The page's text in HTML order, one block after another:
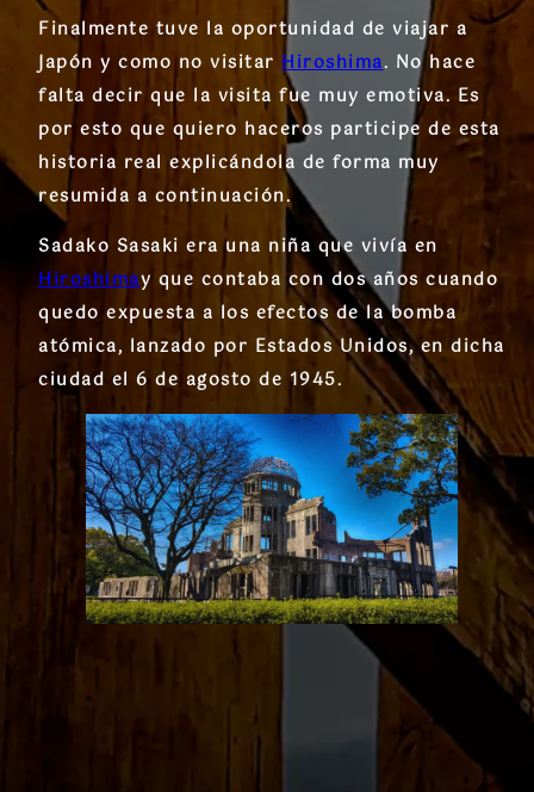
Finalmente tuve la oportunidad de viajar a
Japón y como no visitar Hiroshima. No hace
falta decir que la visita fue muy emotiva. Es
por esto que quiero haceros participe de esta
historia real explicándola de forma muy
resumida a continuación.
Sadako Sasaki era una niña que vivía en
Hiroshimay que contaba con dos años cuando
quedo expuesta a los efectos de la bomba
atómica, lanzado por Estados Unidos, en dicha
ciudad el 6 de agosto de 1945.